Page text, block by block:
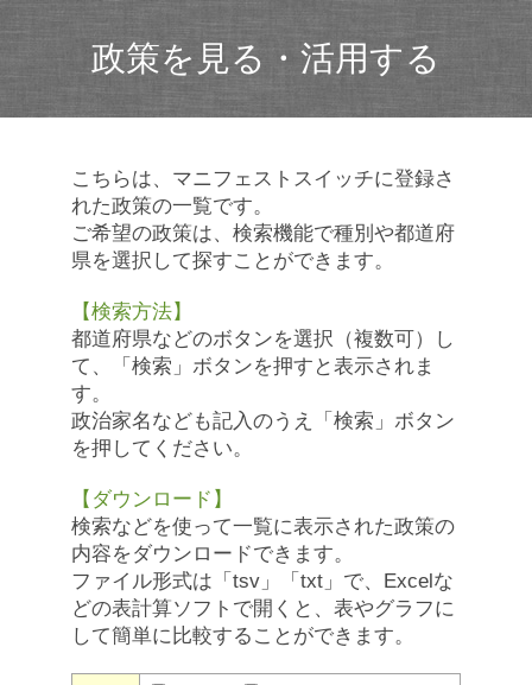
政策を見る・活用する
こちらは、マニフェストスイッチに登録さ
れた政策の一覧です。
ご希望の政策は、検索機能で種別や都道府
県を選択して探すことができます。
【検索方法】
都道府県などのボタンを選択（複数可）し
て、「検索」ボタンを押すと表示されま
す。
政治家名なども記入のうえ「検索」ボタン
を押してください。
【ダウンロード】
検索などを使って一覧に表示された政策の
内容をダウンロードできます。
ファイル形式は「tsv」「txt」で、Excelな
どの表計算ソフトで開くと、表やグラフに
して簡単に比較することができます。